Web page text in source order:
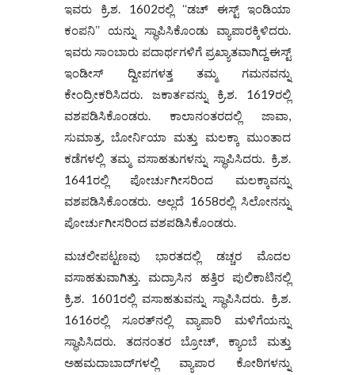
ಇವರು ಕ್ರಿ.ಶ. 1602ರಲ್ಲಿ ʻʻಡಚ್ ಈಸ್ಟ್ ಇಂಡಿಯಾ
ಕಂಪನಿʼʼ ಯನ್ನು ಸ್ಥಾಪಿಸಿಕೊಂಡು ವ್ಯಾಪಾರಕ್ಕಿಳಿದರು.
ಇವರು ಸಾಂಬಾರು ಪದಾರ್ಥಗಳಿಗೆ ಪ್ರಖ್ಯಾತವಾಗಿದ್ದ ಈಸ್ಟ್
ಇಂಡೀಸ್ ದ್ವೀಪಗಳತ್ತ ತಮ್ಮ ಗಮನವನ್ನು
ಕೇಂದ್ರೀಕರಿಸಿದರು. ಜಕಾರ್ತವನ್ನು ಕ್ರಿ.ಶ. 1619ರಲ್ಲಿ
ವಶಪಡಿಸಿಕೊಂಡರು. ಕಾಲಾನಂತರದಲ್ಲಿ ಜಾವಾ,
ಸುಮಾತ್ರ, ಬೋರ್ನಿಯಾ ಮತ್ತು ಮಲಕ್ಕಾ ಮುಂತಾದ
ಕಡೆಗಳಲ್ಲಿ ತಮ್ಮ ವಸಾಹತುಗಳನ್ನು ಸ್ಥಾಪಿಸಿದರು. ಕ್ರಿ.ಶ.
1641ರಲ್ಲಿ ಪೋರ್ಚುಗೀಸರಿಂದ ಮಲಕ್ಕಾವನ್ನು
ವಶಪಡಿಸಿಕೊಂಡರು. ಅಲ್ಲದೆ 1658ರಲ್ಲಿ ಸಿಲೋನನ್ನು
ಪೋರ್ಚುಗೀಸರಿಂದ ವಶಪಡಿಸಿಕೊಂಡರು.
ಮಚಲೀಪಟ್ಟಣವು ಭಾರತದಲ್ಲಿ ಡಚ್ಚರ ಮೊದಲ
ವಸಾಹತುವಾಗಿತ್ತು. ಮದ್ರಾಸಿನ ಹತ್ತಿರ ಪುಲಿಕಾಟಿನಲ್ಲಿ
ಕ್ರಿ.ಶ. 1601ರಲ್ಲಿ ವಸಾಹತುವನ್ನು ಸ್ಥಾಪಿಸಿದರು. ಕ್ರಿ.ಶ.
1616ರಲ್ಲಿ ಸೂರತ್‌ನಲ್ಲಿ ವ್ಯಾಪಾರಿ ಮಳಿಗೆಯನ್ನು
ಸ್ಥಾಪಿಸಿದರು. ತದನಂತರ ಬ್ರೋಚ್, ಕ್ಯಾಂಬೆ ಮತ್ತು
ಅಹಮದಾಬಾದ್‌ಗಳಲ್ಲಿ ವ್ಯಾಪಾರ ಕೋಠಿಗಳನ್ನು